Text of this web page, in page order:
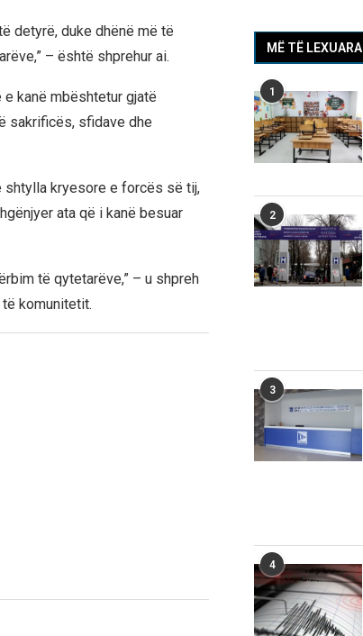
detyrë, duke dhënë më të
– është shprehur ai.
kanë mbështetur gjatë
sakrificës, sfidave dhe
shtylla kryesore e forcës së tij,
ata që i kanë besuar
të qytetarëve,” – u shpreh
komunitetit.
MË TË LEXUARA
1
2
3
4